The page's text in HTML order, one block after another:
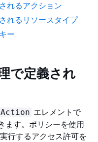
れるアクション
れるリソースタイプ
ー
で定義され
Action エレメントで
ます。ポリシーを使用
行するアクセス許可を